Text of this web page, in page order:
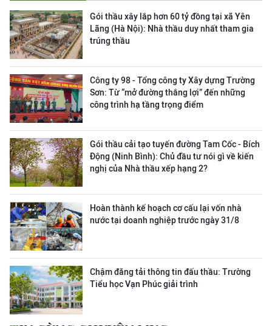
Gói thầu xây lắp hơn 60 tỷ đồng tại xã Yên
Lãng (Hà Nội): Nhà thầu duy nhất tham gia
trúng thầu
Công ty 98 - Tổng công ty Xây dựng Trường
Sơn: Từ “mở đường thắng lợi” đến những
công trình hạ tầng trọng điểm
Gói thầu cải tạo tuyến đường Tam Cốc - Bích
Động (Ninh Bình): Chủ đầu tư nói gì về kiến
nghị của Nhà thầu xếp hạng 2?
Hoàn thành kế hoạch cơ cấu lại vốn nhà
nước tại doanh nghiệp trước ngày 31/8
Chậm đăng tải thông tin đấu thầu: Trường
Tiểu học Vạn Phúc giải trình